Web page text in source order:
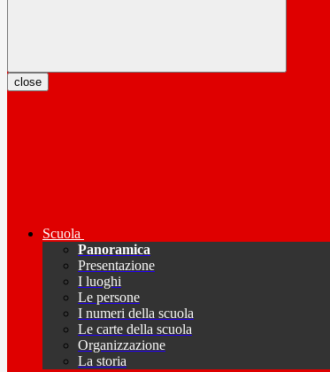
close
Scuola
Panoramica
Presentazione
I luoghi
Le persone
I numeri della scuola
Le carte della scuola
Organizzazione
La storia